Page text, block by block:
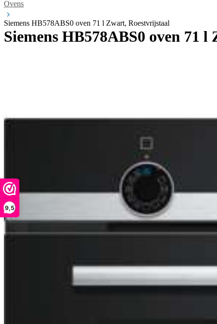
9,5
Ovens
Siemens HB578ABS0 oven 71 l Zwart, Roestvrijstaal
Siemens HB578ABS0 oven 71